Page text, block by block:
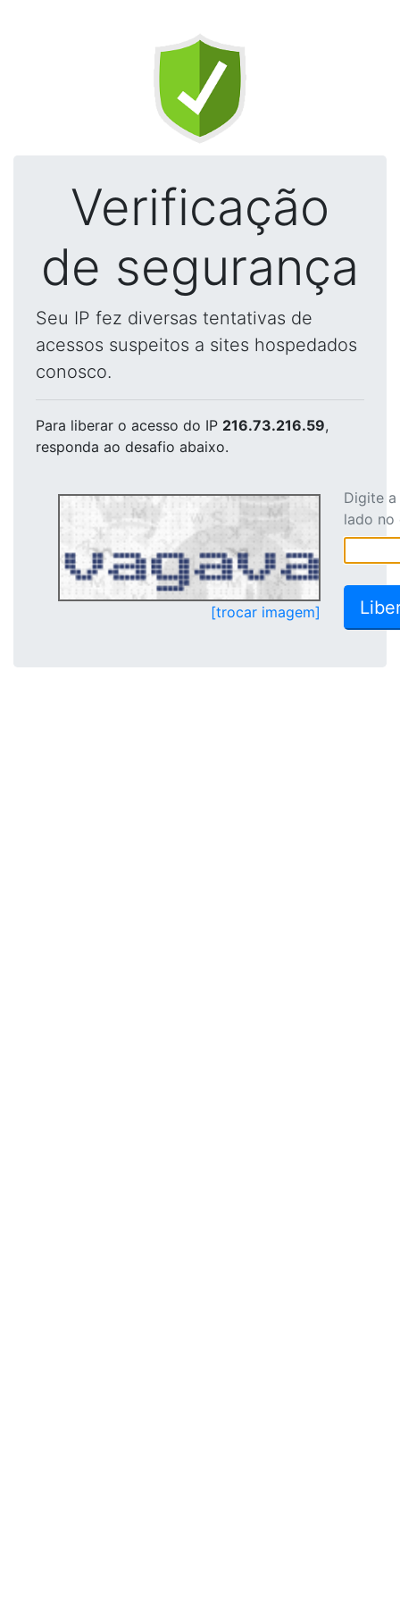
Verificação
de segurança
Seu IP fez diversas tentativas de
acessos suspeitos a sites hospedados
conosco.
Para liberar o acesso do IP 216.73.216.59,
responda ao desafio abaixo.
[trocar imagem]
Digite
lado no